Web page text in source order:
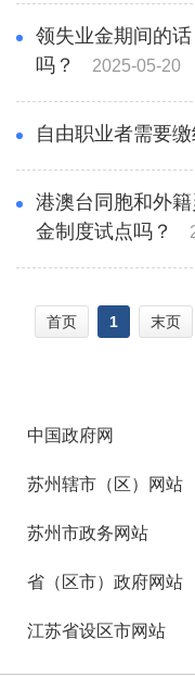
领失业金期间的
吗？
2025-05-20
自由职业者需要
港澳台同胞和外
金制度试点吗？
首页 1 末页
中国政府网
苏州辖市（区）网站
苏州市政务网站
省（区市）政府网站
江苏省设区市网站